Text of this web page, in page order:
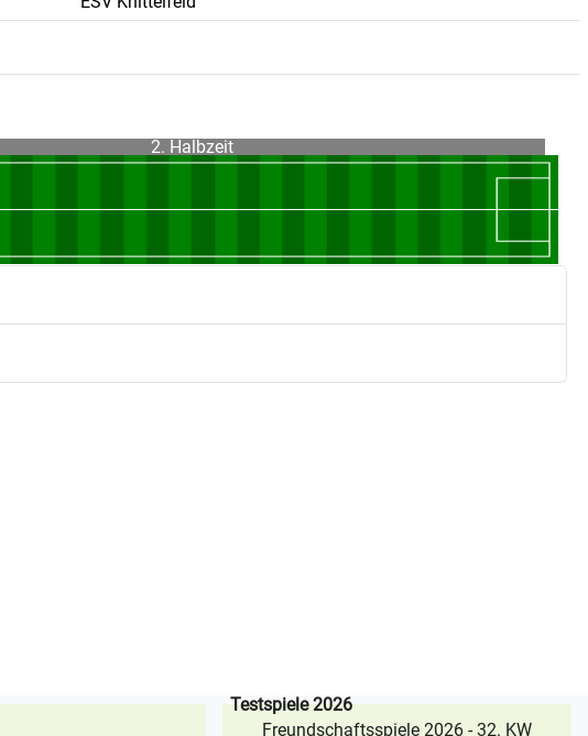
2. Halbzeit
Testspiele 2026
Freundschaftsspiele 2026- 32. KW